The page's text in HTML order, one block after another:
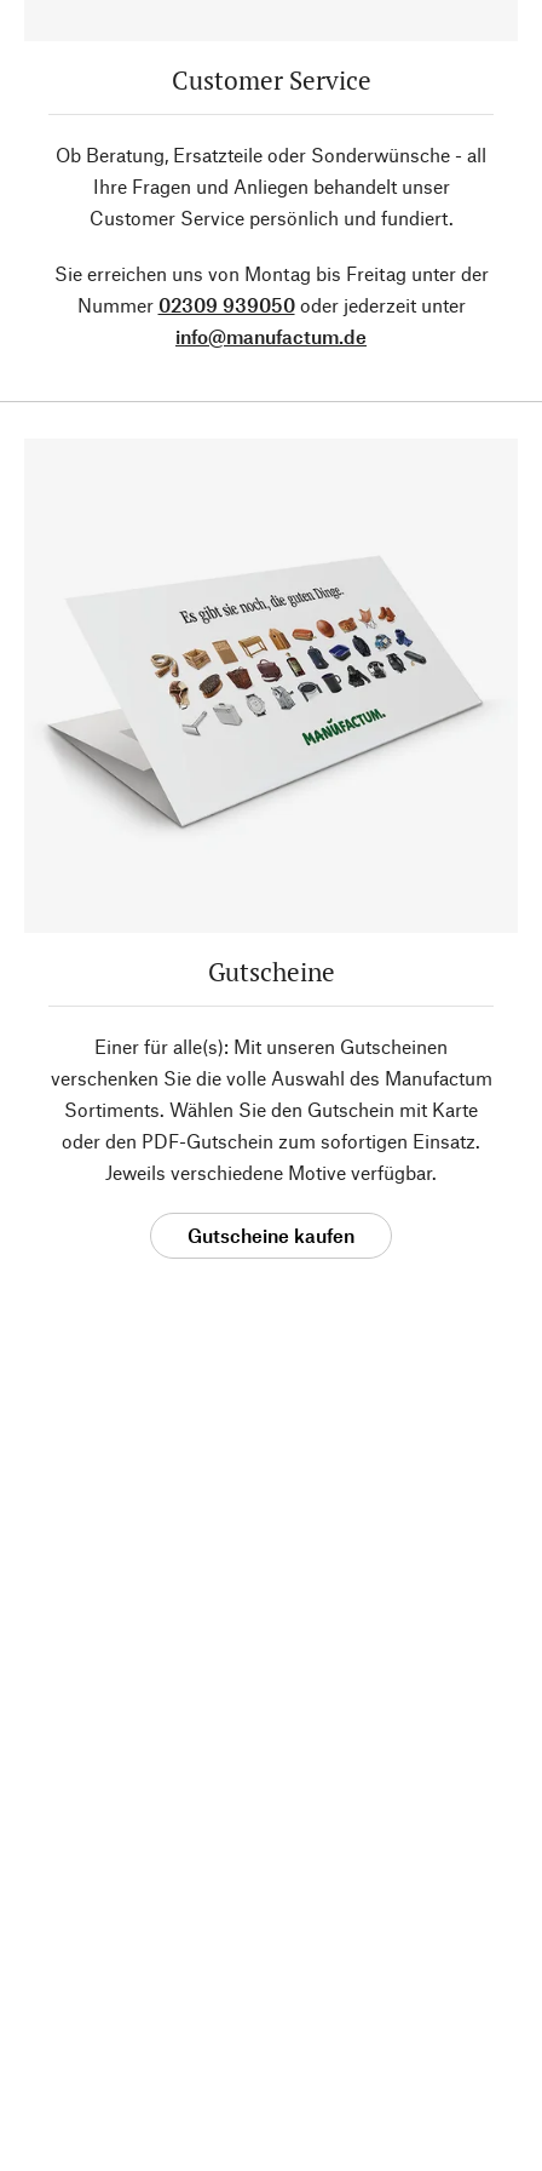
Customer Service
Ob Beratung, Ersatzteile oder Sonderwünsche - all
Ihre Fragen und Anliegen behandelt unser
Customer Service persönlich und fundiert.
Sie erreichen uns von Montag bis Freitag unter der
Nummer 02309 939050oder jederzeit unter
info@manufactum.de
Gutscheine
Einer für alle(s): Mit unseren Gutscheinen
verschenken Sie die volle Auswahl des Manufactum
Sortiments. Wählen Sie den Gutschein mit Karte
oder den PDF-Gutschein zum sofortigen Einsatz.
Jeweils verschiedene Motive verfügbar.
Gutscheine kaufen